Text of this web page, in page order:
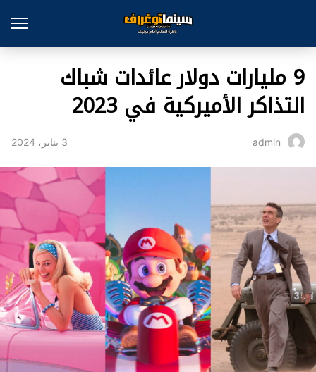
9 مليارات دولار عائدات شباك
التذاكر الأميركية في 2023
admin 3 يناير، 2024